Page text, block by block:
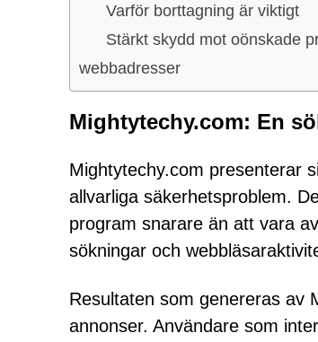
Varför borttagning är viktigt
Stärkt skydd mot oönskade
webbadresser
Mightytechy.com: En
Mightytechy.com presenterar
allvarliga säkerhetsproblem.
program snarare än att vara
sökningar och
Resultaten som genereras av
annonser. Användare som